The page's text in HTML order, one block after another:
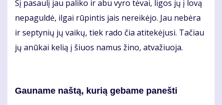
Šį pa­sau­lį jau pa­li­ko ir abu vy­ro tė­vai, li­gos jų į lo­vą
ne­pa­gul­dė, il­gai rū­pin­tis jais ne­rei­kė­jo. Jau ne­bė­ra
ir sep­ty­nių jų vai­kų, tiek ra­do čia ati­te­kė­ju­si. Ta­čiau
jų anū­kai ke­lią į šiuos na­mus ži­no, at­va­žiuo­ja.
Gau­na­me naš­tą, ku­rią ge­ba­me pa­neš­ti